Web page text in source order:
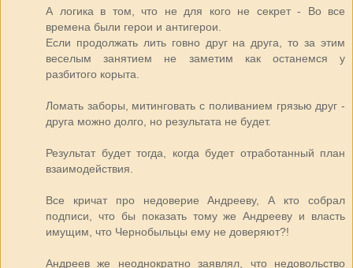
А логика в том, что не для кого не секрет - Во все
времена были герои и антигерои.
Если продолжать лить говно друг на друга, то за этим
веселым занятием не заметим как останемся у
разбитого корыта.
Ломать заборы, митинговать с поливанием грязью друг -
друга можно долго, но результата не будет.
Результат будет тогда, когда будет отработанный план
взаимодействия.
Все кричат про недоверие Андрееву, А кто собрал
подписи, что бы показать тому же Андрееву и власть
имущим, что Чернобыльцы ему не доверяют?!
Андреев же неоднократно заявлял, что недовольство